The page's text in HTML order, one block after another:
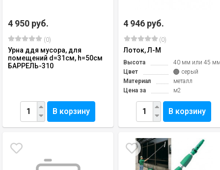
4 950 руб.
(0)
Урна ддя мусора, для
помещений d=31см, h=50см
БАРРЕЛЬ-310
В корзину
4 946 руб.
(0)
Лоток, Л-М
Высота
40 мм или 45
Цвет
серый
Материал
металл
Цена за
м2
В корзину